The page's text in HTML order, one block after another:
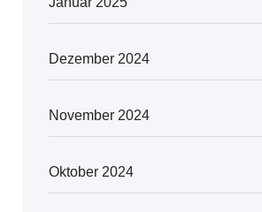
Dezember 2024
November 2024
Oktober 2024